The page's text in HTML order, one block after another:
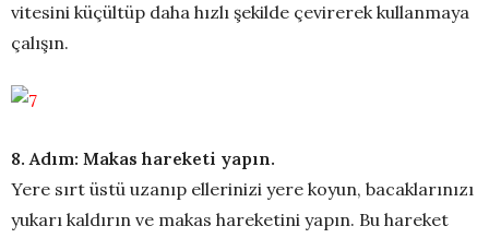
vitesini küçültüp daha hızlı şekilde çevirerek kullanmaya
çalışın.
8. Adım: Makas hareketi yapın.
Yere sırt üstü uzanıp ellerinizi yere koyun, bacaklarınızı
yukarı kaldırın ve makas hareketini yapın. Bu hareket